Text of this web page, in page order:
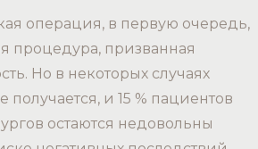
операция, в первую очередь,
процедура, призванная
Но в некоторых случаях
получается, и 15 % пациентов
остаются недовольны